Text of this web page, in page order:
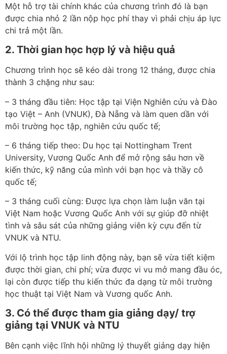
Một hỗ trợ tài chính khác của chương trình đó là bạn
được chia nhỏ 2 lần nộp học phí thay vì phải chịu áp lực
chi trả một lần.
2. Thời gian học hợp lý và hiệu quả
Chương trình học sẽ kéo dài trong 12 tháng, được chia
thành 3 chặng như sau:
– 3 tháng đầu tiên: Học tập tại Viện Nghiên cứu và Đào
tạo Việt – Anh (VNUK), Đà Nẵng và làm quen dần với
môi trường học tập, nghiên cứu quốc tế;
– 6 tháng tiếp theo: Du học tại Nottingham Trent
University, Vương Quốc Anh để mở rộng sâu hơn về
kiến thức, kỹ năng của mình với bạn học và thầy cô
quốc tế;
– 3 tháng cuối cùng: Được lựa chọn làm luận văn tại
Việt Nam hoặc Vương Quốc Anh với sự giúp đỡ nhiệt
tình và sâu sát của những giảng viên kỳ cựu đến từ
VNUK và NTU.
Với lộ trình học tập linh động này, bạn sẽ vừa tiết kiệm
được thời gian, chi phí; vừa được vi vu mở mang đầu óc,
lại còn được tiếp thu kiến thức đa dạng từ môi trường
học thuật tại Việt Nam và Vương quốc Anh.
3. Có thể được tham gia giảng dạy/ trợ
giảng tại VNUK và NTU
Bên cạnh việc lĩnh hội những lý thuyết giảng dạy hiện